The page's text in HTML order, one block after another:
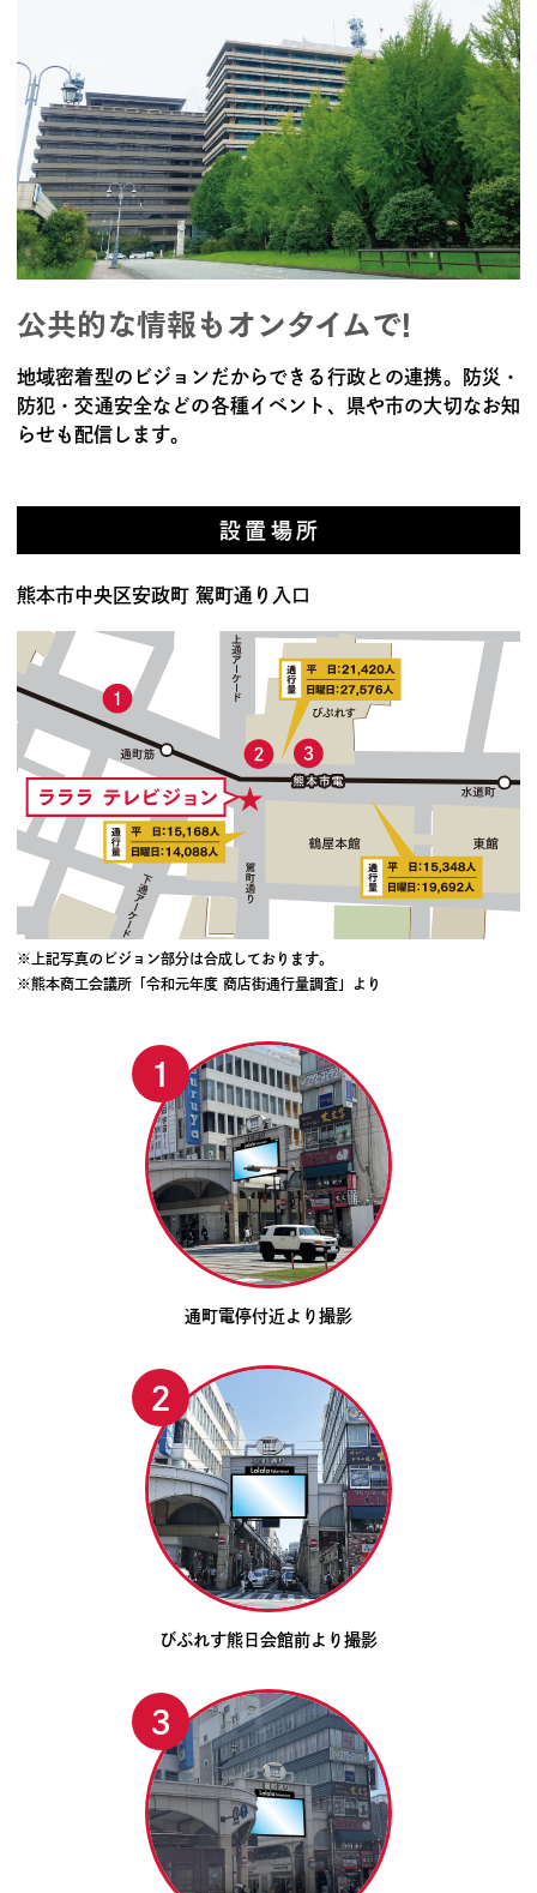
公共的な情報もオンタイムで!
地域密着型のビジョンだからできる行政との連携。防災・
防犯・交通安全などの各種イベント、県や市の大切なお知
らせも配信します。
設置場所
熊本市中央区安政町 駕町通り入口
※上記写真のビジョン部分は合成しております。
※熊本商工会議所「令和元年度 商店街通行量調査」より
通町電停付近より撮影
びぷれす熊日会館前より撮影